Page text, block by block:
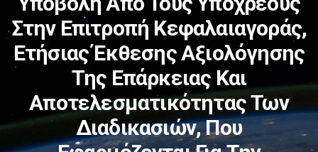
Στην Επιτροπή Κεφαλαιαγοράς,
Ετήσιας Έκθεσης Αξιολόγησης
Της Επάρκειας Και
Αποτελεσματικότητας Των
Διαδικασιών, Που